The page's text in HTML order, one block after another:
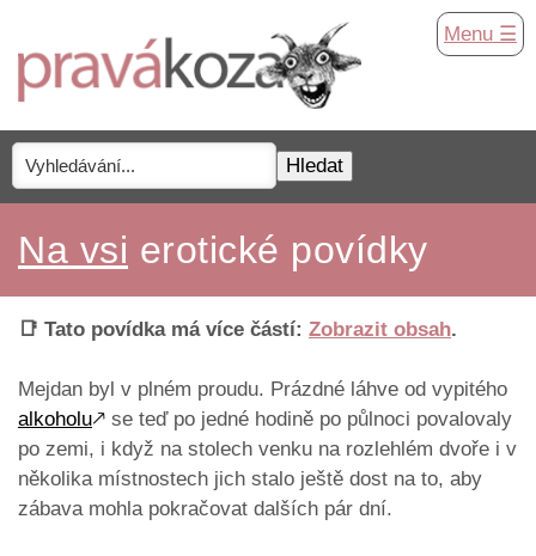
Menu ☰
Na vsi erotické povídky
📑 Tato povídka má více částí: Zobrazit obsah.
Mejdan byl v plném proudu. Prázdné láhve od vypitého
alkoholu🡕 se teď po jedné hodině po půlnoci povalovaly
po zemi, i když na stolech venku na rozlehlém dvoře i v
několika místnostech jich stalo ještě dost na to, aby
zábava mohla pokračovat dalších pár dní.